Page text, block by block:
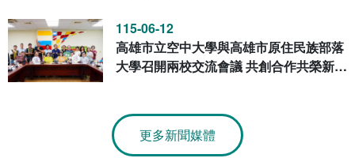
秘書處文書組
教學媒體處
線上報修最新消息
常見問答
意見信箱
各單位意見信箱
115-06-12
高雄市立空中大學與高雄市原住民族部落
大學召開兩校交流會議 共創合作共榮新篇
更多新聞媒體